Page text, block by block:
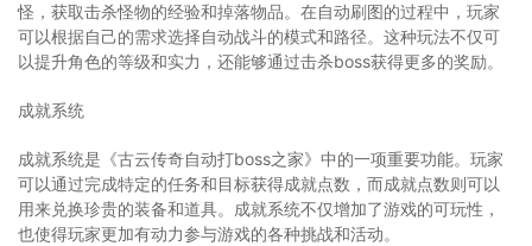
怪，获取击杀怪物的经验和掉落物品。在自动刷图的过程中，玩家
可以根据自己的需求选择自动战斗的模式和路径。这种玩法不仅可
以提升角色的等级和实力，还能够通过击杀boss获得更多的奖励。
成就系统
成就系统是《古云传奇自动打boss之家》中的一项重要功能。玩家
可以通过完成特定的任务和目标获得成就点数，而成就点数则可以
用来兑换珍贵的装备和道具。成就系统不仅增加了游戏的可玩性，
也使得玩家更加有动力参与游戏的各种挑战和活动。